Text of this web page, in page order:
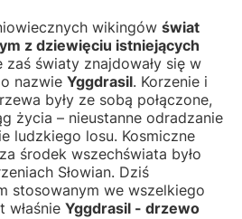
wikingów świat
z dziewięciu istniejących
zaś światy znajdowały się w
nazwie Yggdrasil. Korzenie i
były ze sobą połączone,
życia – nieustanne odradzanie
ludzkiego losu. Kosmiczne
środek wszechświata było
Słowian. Dziś
stosowanym we wszelkiego
właśnie Yggdrasil - drzewo